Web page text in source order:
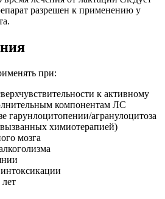
разрешен к применению у
при:
к активному
компонентам ЛС
гарунлоцитопении/агранулоцитоза
химиотерапией)
мозга